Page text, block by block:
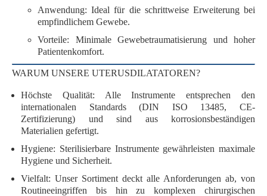
Anwendung: Ideal für die schrittweise Erweiterungbei
empfindlichem Gewebe.
Vorteile: Minimale Gewebetraumatisierung und hoher
Patientenkomfort.
WARUM UNSERE UTERUSDILATATOREN?
Höchste Qualität: Alle Instrumente entsprechen den
internationalen Standards(DIN ISO 13485, CE-
Zertifizierung) und sind aus korrosionsbeständigen
Materialien gefertigt.
Hygiene: Sterilisierbare Instrumente gewährleisten maximale
Hygiene und Sicherheit.
Vielfalt: Unser Sortiment deckt alle Anforderungen ab, von
Routineeingriffen bis hin zu komplexen chirurgischen